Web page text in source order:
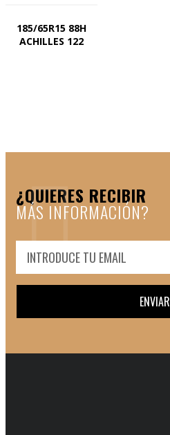
185/65R15 88H
ACHILLES 122
¿QUIERES RECIBIR
MÁS INFORMACIÓN?
ENVIAR